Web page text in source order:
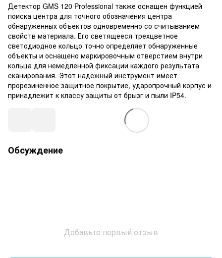
Детектор GMS 120 Professional также оснащен функцией
поиска центра для точного обозначения центра
обнаруженных объектов одновременно со считыванием
свойств материала. Его светящееся трехцветное
светодиодное кольцо точно определяет обнаруженные
объекты и оснащено маркировочным отверстием внутри
кольца для немедленной фиксации каждого результата
сканирования. Этот надежный инструмент имеет
прорезиненное защитное покрытие, ударопрочный корпус и
принадлежит к классу защиты от брызг и пыли IP54.
Обсуждение
Добавьте первый отзыв